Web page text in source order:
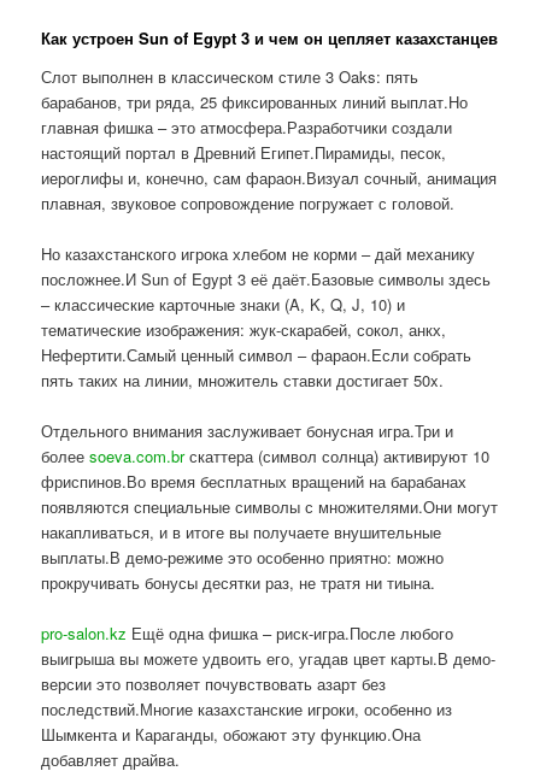
Как устроен Sun of Egypt 3 и чем он цепляет казахстанцев
Слот выполнен в классическом стиле 3 Oaks: пять
барабанов, три ряда, 25 фиксированных линий выплат.Но
главная фишка – это атмосфера.Разработчики создали
настоящий портал в Древний Египет.Пирамиды, песок,
иероглифы и, конечно, сам фараон.Визуал сочный, анимация
плавная, звуковое сопровождение погружает с головой.
Но казахстанского игрока хлебом не корми – дай механику
посложнее.И Sun of Egypt 3 её даёт.Базовые символы здесь
– классические карточные знаки (A, K, Q, J, 10) и
тематические изображения: жук-скарабей, сокол, анкх,
Нефертити.Самый ценный символ – фараон.Если собрать
пять таких на линии, множитель ставки достигает 50x.
Отдельного внимания заслуживает бонусная игра.Три и
болееsoeva.com.brскаттера (символ солнца) активируют 10
фриспинов.Во время бесплатных вращений на барабанах
появляются специальные символы с множителями.Они могут
накапливаться, и в итоге вы получаете внушительные
выплаты.В демо-режиме это особенно приятно: можно
прокручивать бонусы десятки раз, не тратя ни тиына.
pro-salon.kz Ещё одна фишка – риск-игра.После любого
выигрыша вы можете удвоить его, угадав цвет карты.В демо-
версии это позволяет почувствовать азарт без
последствий.Многие казахстанские игроки, особенно из
Шымкента и Караганды, обожают эту функцию.Она
добавляет драйва.